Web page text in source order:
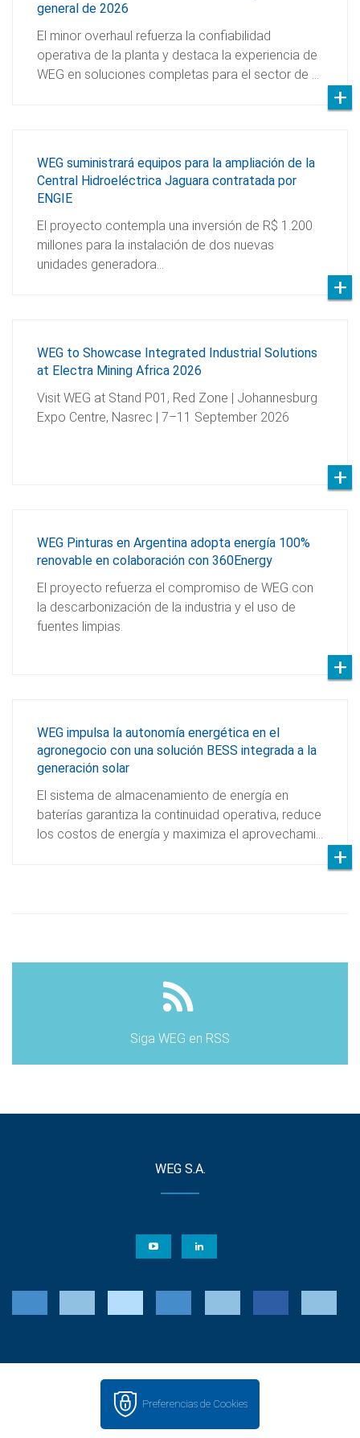
general de 2026
El minor overhaul refuerza la confiabilidad
operativa de la planta y destaca la experiencia de
WEG en soluciones completas para el sector de …
WEG suministrará equipos para la ampliación de la
Central Hidroeléctrica Jaguara contratada por
ENGIE
El proyecto contempla una inversión de R$ 1.200
millones para la instalación de dos nuevas
unidades generadora…
WEG to Showcase Integrated Industrial Solutions
at Electra Mining Africa 2026
Visit WEG at Stand P01, Red Zone | Johannesburg
Expo Centre, Nasrec | 7–11 September 2026
WEG Pinturas en Argentina adopta energía 100%
renovable en colaboración con 360Energy
El proyecto refuerza el compromiso de WEG con
la descarbonización de la industria y el uso de
fuentes limpias.
WEG impulsa la autonomía energética en el
agronegocio con una solución BESS integrada a la
generación solar
El sistema de almacenamiento de energía en
baterías garantiza la continuidad operativa, reduce
los costos de energía y maximiza el aprovechami…
Siga WEG en RSS
WEG S.A.
Preferencias de Cookies